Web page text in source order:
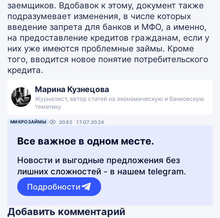
заемщиков. Вдобавок к этому, документ также
подразумевает изменения, в числе которых
введение запрета для банков и МФО, а именно,
на предоставление кредитов гражданам, если у
них уже имеются проблемные займы. Кроме
того, вводится новое понятие потребительского
кредита.
Марина Кузнецова
Журналист, автор статей на экономическую и банковскую
тематику
МИКРОЗАЙМЫ 2082 17.07.2024
Все важное в одном месте.
Новости и выгодные предложения без
лишних сложностей - в нашем telegram.
Подробности
Добавить комментарий